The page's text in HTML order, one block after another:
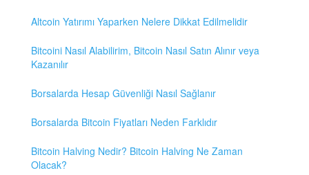
Altcoin Yatırımı Yaparken Nelere Dikkat Edilmelidir
Bitcoini Nasıl Alabilirim, Bitcoin Nasıl Satın Alınır veya
Kazanılır
Borsalarda Hesap Güvenliği Nasıl Sağlanır
Borsalarda Bitcoin Fiyatları Neden Farklıdır
Bitcoin Halving Nedir? Bitcoin Halving Ne Zaman
Olacak?